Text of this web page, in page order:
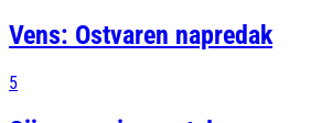
Vens: Ostvaren napredak
5